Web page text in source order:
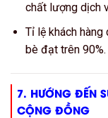
chất lượng dịch
Tỉ lệ khách
bè đạt trên 90%.
7. HƯỚNG ĐẾN
CỘNG ĐỒNG